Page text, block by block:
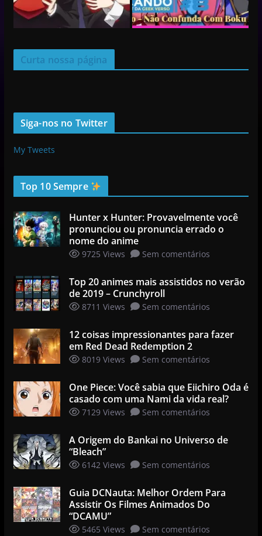
Curta nossa página
Siga-nos no Twitter
My Tweets
Top 10 Sempre
Hunter x Hunter: Provavelmente você
pronunciou ou pronuncia errado o
nome do anime
9725 Views Sem comentários
Top 20 animes mais assistidos no verão
de 2019 – Crunchyroll
8711 Views Sem comentários
12 coisas impressionantes para fazer
em Red Dead Redemption 2
8019 Views Sem comentários
One Piece: Você sabia que Eiichiro Oda é
casado com uma Nami da vida real?
7129 Views Sem comentários
A Origem do Bankai no Universo de
“Bleach”
6142 Views Sem comentários
Guia DCNauta: Melhor Ordem Para
Assistir Os Filmes Animados Do
“DCAMU”
5465 Views Sem comentários